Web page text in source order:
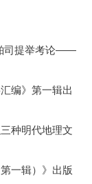
司提举考论——
编》第一辑出
种明代地理文
一辑）》出版